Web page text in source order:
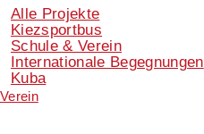
Alle Projekte
Kiezsportbus
Schule & Verein
Internationale Begegnungen
Kuba
Verein